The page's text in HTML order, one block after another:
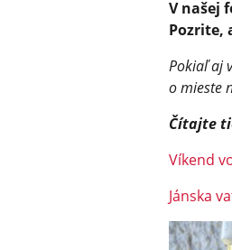
V našej
Pozrite,
Pokiaľ aj
o mieste
Čítajte
Víkend
Jánska